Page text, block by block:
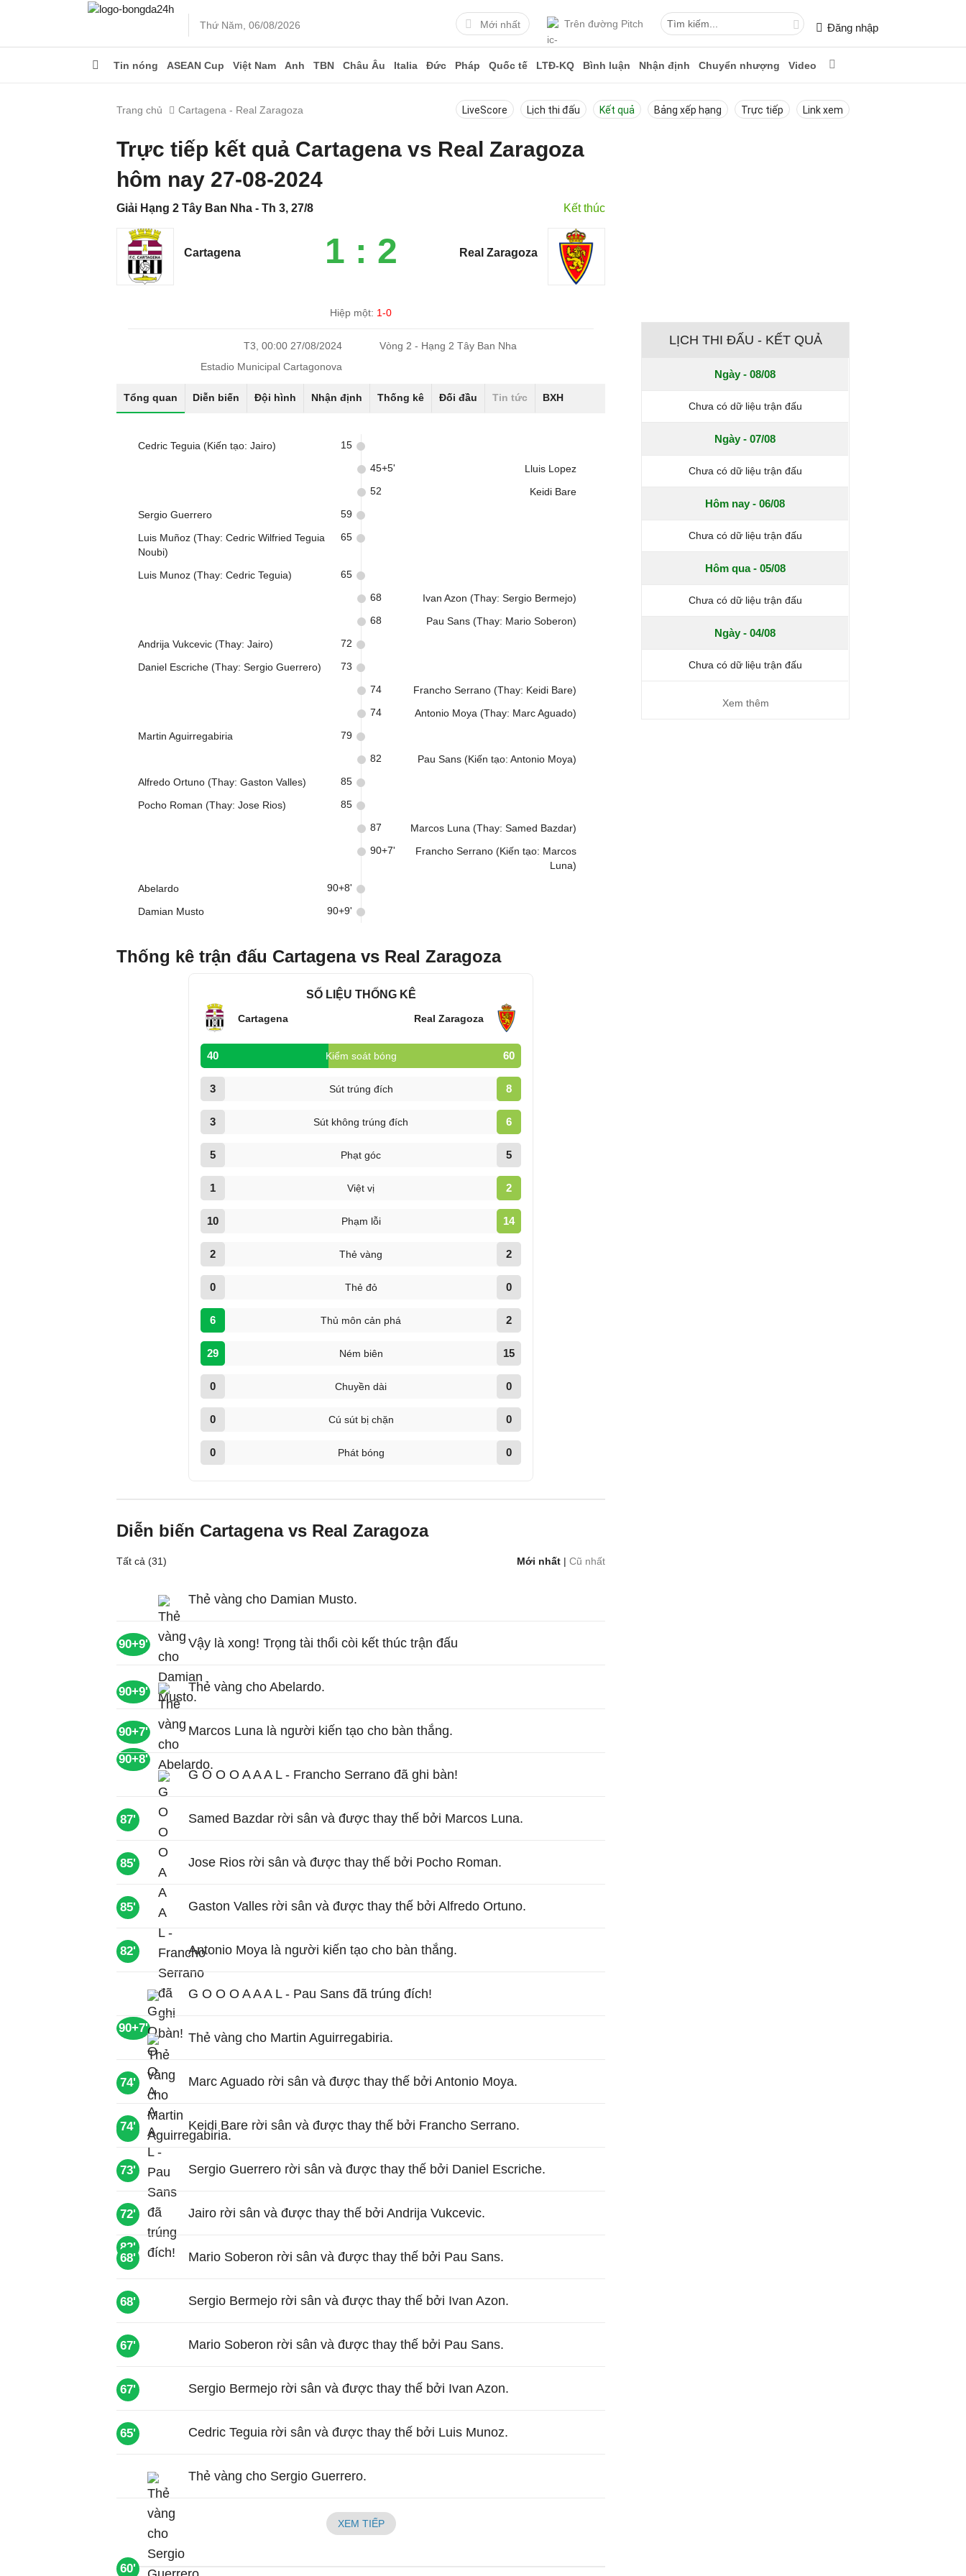
Thứ Năm, 06/08/2026 Mới nhất Trên đường Pitch Đăng nhập
Tin nóng ASEAN Cup Việt Nam Anh TBN Châu Âu Italia Đức Pháp Quốc tế LTĐ-KQ Bình luận Nhận định Chuyển nhượng Video
Trang chủ Cartagena - Real Zaragoza LiveScore Lịch thi đấu Kết quả Bảng xếp hạng Trực tiếp Link xem
Trực tiếp kết quả Cartagena vs Real Zaragoza
hôm nay 27-08-2024
Giải Hạng 2 Tây Ban Nha - Th 3, 27/8 Kết thúc
Cartagena 1 : 2 Real Zaragoza
Hiệp một: 1-0
T3, 00:00 27/08/2024
Vòng 2 - Hạng 2 Tây Ban Nha
Estadio Municipal Cartagonova
Tổng quan Diễn biến Đội hình Nhận định Thống kê Đối đầu Tin tức BXH
Cedric Teguia (Kiến tạo: Jairo) 15
Lluis Lopez
45+5'
Keidi Bare
52
Sergio Guerrero 59
Luis Muñoz (Thay: Cedric Wilfried Teguia
Noubi)
65
Luis Munoz (Thay: Cedric Teguia) 65
Ivan Azon (Thay: Sergio Bermejo)
68
Pau Sans (Thay: Mario Soberon)
68
Andrija Vukcevic (Thay: Jairo) 72
Daniel Escriche (Thay: Sergio Guerrero) 73
Francho Serrano (Thay: Keidi Bare)
74
Antonio Moya (Thay: Marc Aguado)
74
Martin Aguirregabiria 79
Pau Sans (Kiến tạo: Antonio Moya)
82
Alfredo Ortuno (Thay: Gaston Valles) 85
Pocho Roman (Thay: Jose Rios) 85
Marcos Luna (Thay: Samed Bazdar)
87
Francho Serrano (Kiến tạo: Marcos
Luna)
90+7'
Abelardo 90+8'
Damian Musto 90+9'
Thống kê trận đấu Cartagena vs Real Zaragoza
SỐ LIỆU THỐNG KÊ
Cartagena Real Zaragoza
40 Kiểm soát bóng 60
3 Sút trúng đích 8
3 Sút không trúng đích 6
5 Phạt góc 5
1 Việt vị 2
10 Phạm lỗi 14
2 Thẻ vàng 2
0 Thẻ đỏ 0
6 Thủ môn cản phá 2
29 Ném biên 15
0 Chuyền dài 0
0 Cú sút bị chặn 0
0 Phát bóng 0
Diễn biến Cartagena vs Real Zaragoza
Tất cả (31) Mới nhất |Cũ nhất
90+9'
Thẻ vàng cho Damian Musto.
90+9' Vậy là xong! Trọng tài thổi còi kết thúc trận đấu
90+8'
Thẻ vàng cho Abelardo.
90+7' Marcos Luna là người kiến tạo cho bàn thắng.
90+7'
G O O O A A A L - Francho Serrano đã ghi bàn!
87' Samed Bazdar rời sân và được thay thế bởi Marcos Luna.
85' Jose Rios rời sân và được thay thế bởi Pocho Roman.
85' Gaston Valles rời sân và được thay thế bởi Alfredo Ortuno.
82' Antonio Moya là người kiến tạo cho bàn thắng.
82'
G O O O A A A L - Pau Sans đã trúng đích!
79'
Thẻ vàng cho Martin Aguirregabiria.
74' Marc Aguado rời sân và được thay thế bởi Antonio Moya.
74' Keidi Bare rời sân và được thay thế bởi Francho Serrano.
73' Sergio Guerrero rời sân và được thay thế bởi Daniel Escriche.
72' Jairo rời sân và được thay thế bởi Andrija Vukcevic.
68' Mario Soberon rời sân và được thay thế bởi Pau Sans.
68' Sergio Bermejo rời sân và được thay thế bởi Ivan Azon.
67' Mario Soberon rời sân và được thay thế bởi Pau Sans.
67' Sergio Bermejo rời sân và được thay thế bởi Ivan Azon.
65' Cedric Teguia rời sân và được thay thế bởi Luis Munoz.
60'
Thẻ vàng cho Sergio Guerrero.
XEM TIẾP
LỊCH THI ĐẤU - KẾT QUẢ
Ngày - 08/08
Chưa có dữ liệu trận đấu
Ngày - 07/08
Chưa có dữ liệu trận đấu
Hôm nay - 06/08
Chưa có dữ liệu trận đấu
Hôm qua - 05/08
Chưa có dữ liệu trận đấu
Ngày - 04/08
Chưa có dữ liệu trận đấu
Xem thêm